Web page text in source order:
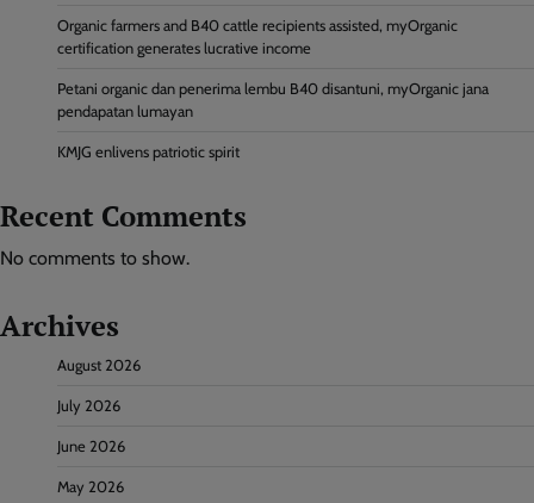
Organic farmers and B40 cattle recipients assisted, myOrganic
certification generates lucrative income
Petani organic dan penerima lembu B40 disantuni, myOrganic jana
pendapatan lumayan
KMJG enlivens patriotic spirit
Recent Comments
No comments to show.
Archives
August 2026
July 2026
June 2026
May 2026